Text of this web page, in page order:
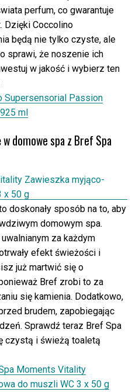
perfum, co gwarantuje
Dzięki Coccolino
będą nie tylko czyste, ale
sprawi, że noszenie ich
w jakość i wybierz ten
Supersensorial Passion
ml
w domowe spa z Bref Spa
doskonały sposób na to, aby
domowym spa.
za każdym
efekt świeżości i
już martwić się o
Bref zrobi to za
się kamienia. Dodatkowo,
brudem, zapobiegając
Sprawdź teraz Bref Spa
czystą i świeżą toaletą
Moments Vitality
do muszli WC 3 x 50 g